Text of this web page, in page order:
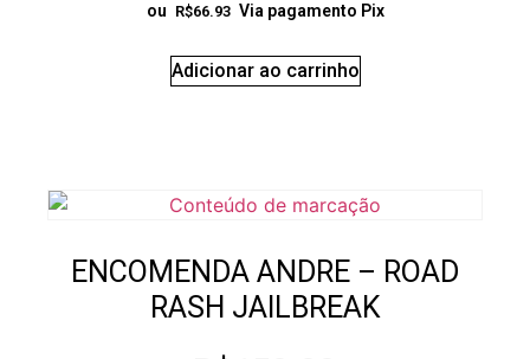
ou R$66.93 Via pagamento Pix
Adicionar ao carrinho
ENCOMENDA ANDRE – ROAD
RASH JAILBREAK